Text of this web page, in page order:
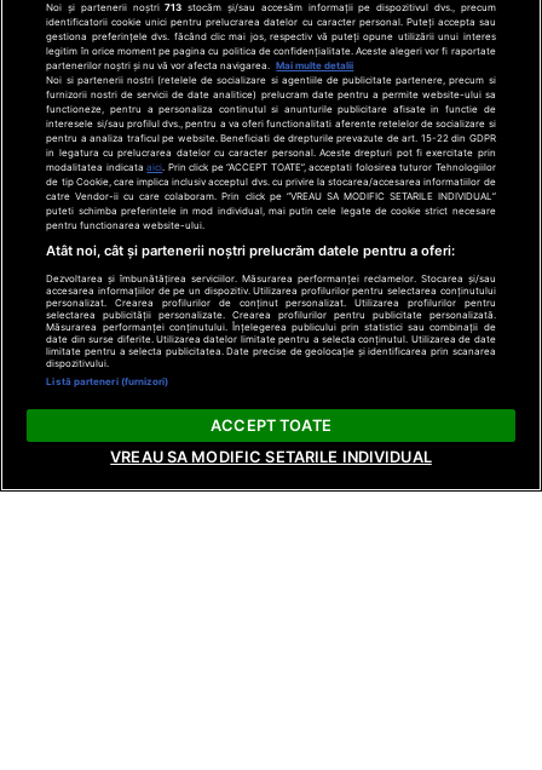
Noi și partenerii noștri713 stocăm și/sau accesăm informații pe dispozitivul dvs., precum
identificatorii cookie unici pentru prelucrarea datelor cu caracter personal. Puteți accepta sau
gestiona preferințele dvs. făcând clic mai jos, respectiv vă puteți opune utilizării unui interes
legitim în orice moment pe pagina cu politica de confidențialitate. Aceste alegeri vor fi raportate
partenerilor noștri și nu vă vor afecta navigarea. Mai multe detalii
Noi si partenerii nostri (retelele de socializare si agentiile de publicitate partenere, precum si
furnizorii nostri de servicii de date analitice) prelucram date pentru a permite website-ului sa
functioneze, pentru a personaliza continutul si anunturile publicitare afisate in functie de
interesele si/sau profilul dvs., pentru a va oferi functionalitati aferente retelelor de socializare si
pentru a analiza traficul pe website. Beneficiati de drepturile prevazute de art. 15-22 din GDPR
in legatura cu prelucrarea datelor cu caracter personal. Aceste drepturi pot fi exercitate prin
modalitatea indicataaici. Prin click pe “ACCEPT TOATE”, acceptati folosirea tuturor Tehnologiilor
de tip Cookie, care implica inclusiv acceptul dvs. cu privire la stocarea/accesarea informatiilor de
catre Vendor-ii cu care colaboram. Prin click pe “VREAU SA MODIFIC SETARILE INDIVIDUAL”
puteti schimba preferintele in mod individual, mai putin cele legate de cookie strict necesare
pentru functionarea website-ului.
Atât noi, cât și partenerii noștri prelucrăm datele pentru a oferi:
Dezvoltarea și îmbunătățirea serviciilor. Măsurarea performanței reclamelor. Stocarea și/sau
accesarea informațiilor de pe un dispozitiv. Utilizarea profilurilor pentru selectarea conținutului
personalizat. Crearea profilurilor de conținut personalizat. Utilizarea profilurilor pentru
selectarea publicității personalizate. Crearea profilurilor pentru publicitate personalizată.
Măsurarea performanței conținutului. Înțelegerea publicului prin statistici sau combinații de
date din surse diferite. Utilizarea datelor limitate pentru a selecta conținutul. Utilizarea de date
limitate pentru a selecta publicitatea. Date precise de geolocație și identificarea prin scanarea
dispozitivului.
Listă parteneri (furnizori)
ACCEPT TOATE
VREAU SA MODIFIC SETARILE INDIVIDUAL